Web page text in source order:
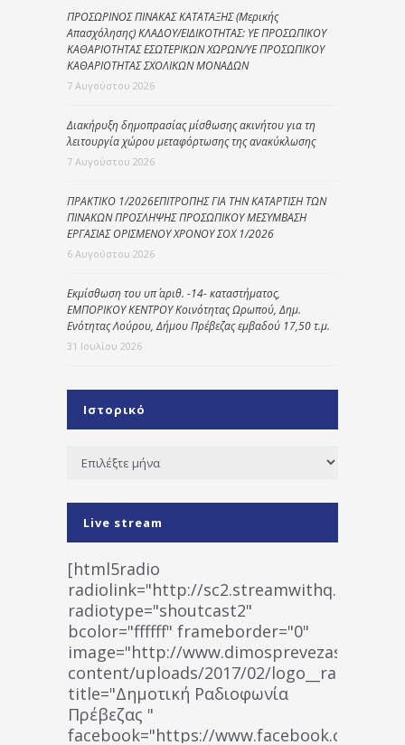
ΠΡΟΣΩΡΙΝΟΣ ΠΙΝΑΚΑΣ ΚΑΤΑΤΑΞΗΣ (Μερικής
Απασχόλησης) ΚΛΑΔΟΥ/ΕΙΔΙΚΟΤΗΤΑΣ: ΥΕ ΠΡΟΣΩΠΙΚΟΥ
ΚΑΘΑΡΙΟΤΗΤΑΣ ΕΣΩΤΕΡΙΚΩΝ ΧΩΡΩΝ/ΥΕ ΠΡΟΣΩΠΙΚΟΥ
ΚΑΘΑΡΙΟΤΗΤΑΣ ΣΧΟΛΙΚΩΝ ΜΟΝΑΔΩΝ
7 Αυγούστου 2026
Διακήρυξη δημοπρασίας μίσθωσης ακινήτου για τη
λειτουργία χώρου μεταφόρτωσης της ανακύκλωσης
7 Αυγούστου 2026
ΠΡΑΚΤΙΚΟ 1/2026ΕΠΙΤΡΟΠΗΣ ΓΙΑ ΤΗΝ ΚΑΤΑΡΤΙΣΗ ΤΩΝ
ΠΙΝΑΚΩΝ ΠΡΟΣΛΗΨΗΣ ΠΡΟΣΩΠΙΚΟΥ ΜΕΣΥΜΒΑΣΗ
ΕΡΓΑΣΙΑΣ ΟΡΙΣΜΕΝΟΥ ΧΡΟΝΟΥ ΣΟΧ 1/2026
6 Αυγούστου 2026
Εκμίσθωση του υπ΄ αριθ. -14- καταστήματος,
ΕΜΠΟΡΙΚΟΥ ΚΕΝΤΡΟΥ Κοινότητας Ωρωπού, Δημ.
Ενότητας Λούρου, Δήμου Πρέβεζας εμβαδού 17,50 τ.μ.
31 Ιουλίου 2026
Ιστορικό
Ιστορικό
Live stream
[html5radio
radiolink="http://
radiotype="shoutcast2"
bcolor="ffffff" frameborder="0"
image="http://www.dimosprevezas.gr/wp-
content/uploads/2017/02/
title="Δημοτική Ραδιοφωνία
Πρέβεζας "
facebook="https://www.facebook.com/